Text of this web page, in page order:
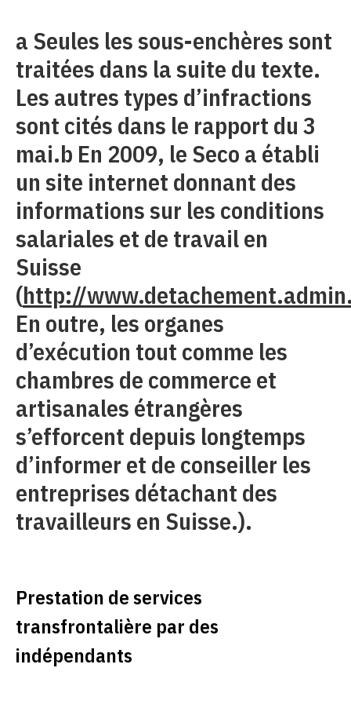
a Seules les sous-enchères sont
traitées dans la suite du texte.
Les autres types d’infractions
sont cités dans le rapport du 3
mai.b En 2009, le Seco a établi
un site internet donnant des
informations sur les conditions
salariales et de travail en
Suisse
(http://
En outre, les organes
d’exécution tout comme les
chambres de commerce et
artisanales étrangères
s’efforcent depuis longtemps
d’informer et de conseiller les
entreprises détachant des
travailleurs en Suisse.).
Prestation de services
transfrontalière par des
indépendants